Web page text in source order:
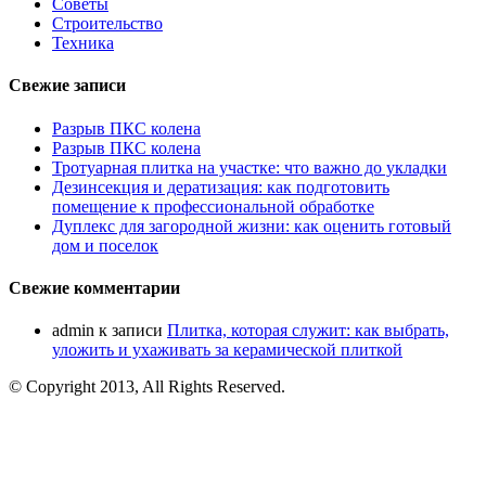
Советы
Строительство
Техника
Свежие записи
Разрыв ПКС колена
Разрыв ПКС колена
Тротуарная плитка на участке: что важно до укладки
Дезинсекция и дератизация: как подготовить
помещение к профессиональной обработке
Дуплекс для загородной жизни: как оценить готовый
дом и поселок
Свежие комментарии
admin к записи Плитка, которая служит: как выбрать,
уложить и ухаживать за керамической плиткой
© Copyright 2013, All Rights Reserved.